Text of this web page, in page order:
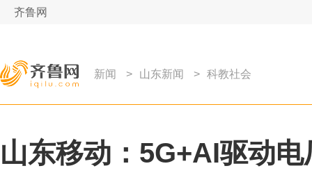
齐鲁网
新闻 > 山东新闻 > 科教社会
山东移动：5G+AI驱动